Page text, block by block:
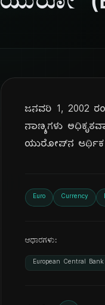
ಜನವರಿ 1, 2002
ನಾಣ್ಯಗಳು
ಯುರೋಪ್‌ನ ಆರ್ಥಿಕ
Euro Currency
ಆಧಾರಗಳು:
European Central Bank